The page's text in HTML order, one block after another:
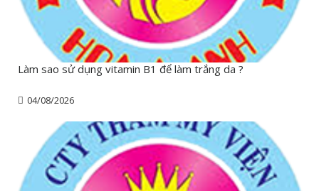
Làm sao sử dụng vitamin B1 để làm trắng da ?
04/08/2026